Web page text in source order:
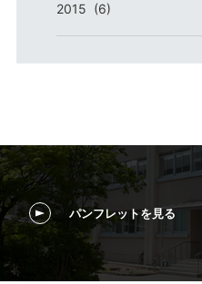
2015 (6)
パンフレットを見る